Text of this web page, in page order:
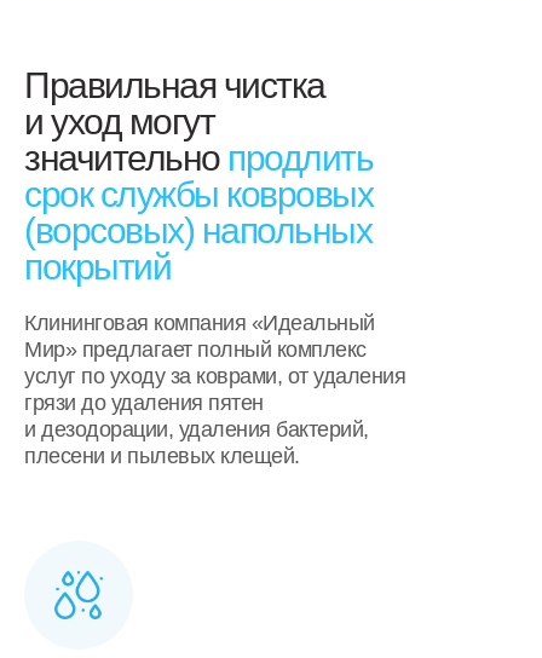
Правильная чистка
и уход могут
значительно продлить
срок службы ковровых
(ворсовых) напольных
покрытий
Клининговая компания «Идеальный
Мир» предлагает полный комплекс
услуг по уходу за коврами, от удаления
грязи до удаления пятен
и дезодорации, удаления бактерий,
плесени и пылевых клещей.